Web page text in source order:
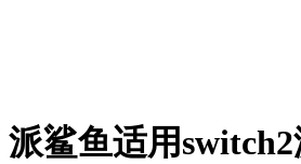
派鲨鱼适用switch2